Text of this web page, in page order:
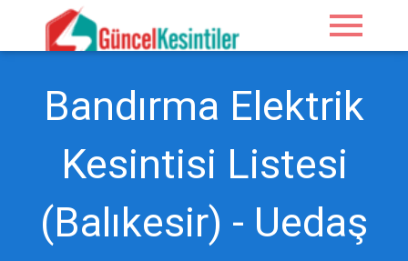
menu
Bandırma Elektrik
Kesintisi Listesi
(Balıkesir) - Uedaş